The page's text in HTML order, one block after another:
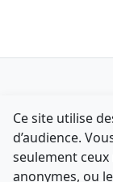
Comment
Une courte
Ce site utilise
d’audience.
seulement
anonymes, ou